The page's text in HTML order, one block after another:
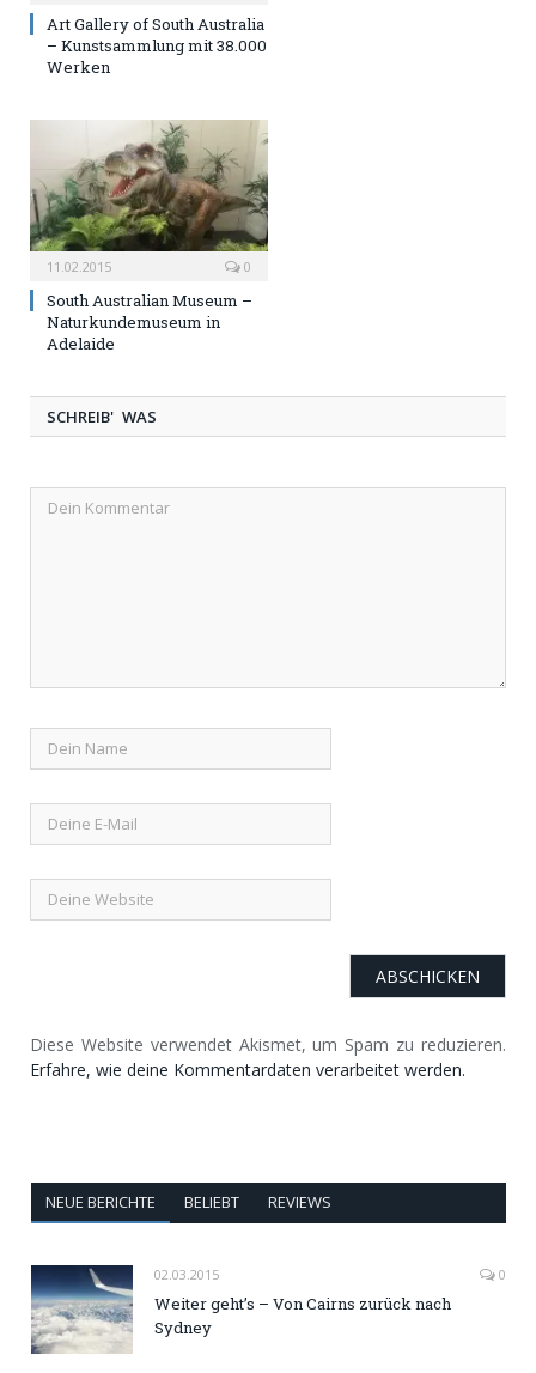
Art Gallery of South Australia
– Kunstsammlung mit 38.000
Werken
11.02.2015 0
South Australian Museum –
Naturkundemuseum in
Adelaide
SCHREIB' WAS
Diese Website verwendet Akismet, um Spam zu reduzieren.
Erfahre, wie deine Kommentardaten verarbeitet werden.
NEUE BERICHTE BELIEBT REVIEWS
02.03.2015 0
Weiter geht’s – Von Cairns zurück nach
Sydney